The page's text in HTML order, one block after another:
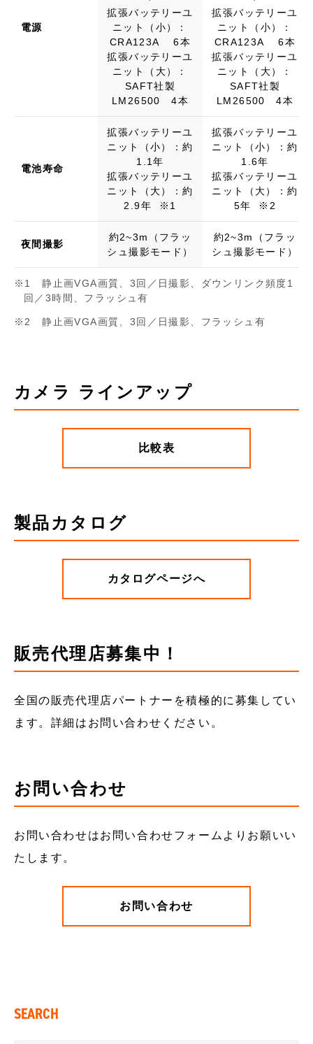
電源
拡張バッテリーユ
ニット（小）：
CRA123A 6本
拡張バッテリーユ
ニット（大）：
SAFT社製
LM26500 4本
拡張バッテリーユ
ニット（小）：
CRA123A 6本
拡張バッテリーユ
ニット（大）：
SAFT社製
LM26500 4本
電池寿命
拡張バッテリーユ
ニット（小）：約
1.1年
拡張バッテリーユ
ニット（大）：約
2.9年 ※1
拡張バッテリーユ
ニット（小）：約
1.6年
拡張バッテリーユ
ニット（大）：約
5年 ※2
夜間撮影
約2~3m（フラッ
シュ撮影モード）
約2~3m（フラッ
シュ撮影モード）
1 静止画VGA画質、3回／日撮影、ダウンリンク頻度1
回／3時間、フラッシュ有
2 静止画VGA画質、3回／日撮影、フラッシュ有
カメラ ラインアップ
比較表
製品カタログ
カタログページへ
販売代理店募集中！
全国の販売代理店パートナーを積極的に募集してい
ます。詳細はお問い合わせください。
お問い合わせ
お問い合わせはお問い合わせフォームよりお願いい
たします。
お問い合わせ
SEARCH